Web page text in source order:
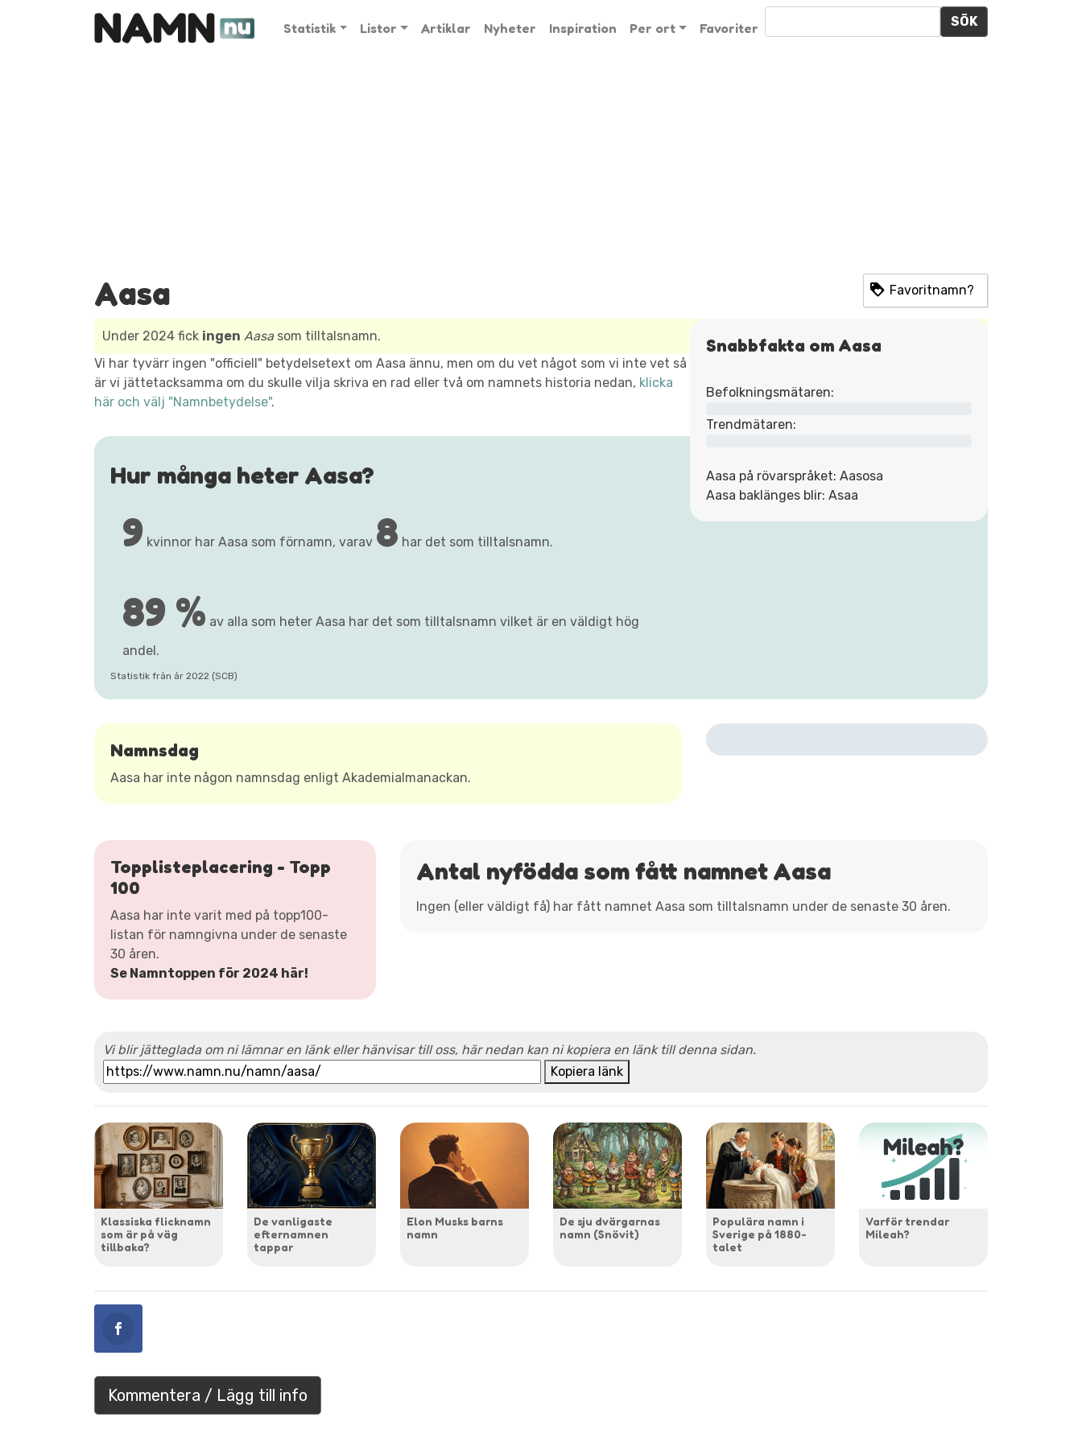
Statistik Listor Artiklar Nyheter Inspiration Per ort Favoriter SÖK
Aasa Favoritnamn?
Snabbfakta om Aasa
Befolkningsmätaren:
Trendmätaren:
Aasa på rövarspråket: Aasosa
Aasa baklänges blir: Asaa
Under 2024 fick ingen Aasasom tilltalsnamn.
Vi har tyvärr ingen "officiell" betydelsetext om Aasa ännu, men om du vet något som vi inte vet så
är vi jättetacksamma om du skulle vilja skriva en rad eller två om namnets historia nedan, klicka
här och välj "Namnbetydelse".
Hur många heter Aasa?
9 kvinnor har Aasa som förnamn, varav 8 har det som tilltalsnamn.
89 % av alla som heter Aasa har det som tilltalsnamn vilket är en väldigt hög
andel.
Statistik från år 2022 (SCB)
Namnsdag
Aasa har inte någon namnsdag enligt Akademialmanackan.
Topplisteplacering - Topp
100
Aasa har inte varit med på topp100-
listan för namngivna under de senaste
30 åren.
Se Namntoppen för 2024 här!
Antal nyfödda som fått namnet Aasa
Ingen (eller väldigt få) har fått namnet Aasa som tilltalsnamn under de senaste 30 åren.
Vi blir jätteglada om ni lämnar en länk eller hänvisar till oss, här nedan kan ni kopiera en länk till denna sidan.
Kopiera länk
Klassiska flicknamn
som är på väg
tillbaka?
De vanligaste
efternamnen
tappar
Elon Musks barns
namn
De sju dvärgarnas
namn (Snövit)
Populära namn i
Sverige på 1880-
talet
Varför trendar
Mileah?
Kommentera / Lägg till info